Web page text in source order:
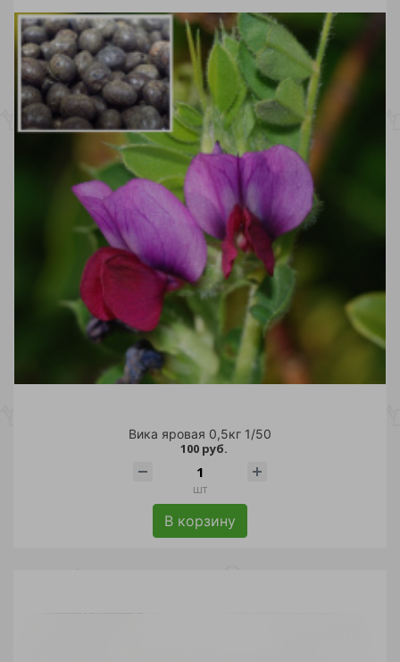
Розничная
745.53 1 446.05 2 146.58 2 847.10
Вид упаковки
Вид овощей
Торговая марка
Вика яровая 0,5кг 1/50
100 руб.
шт
В корзину